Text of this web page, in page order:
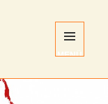
MENÜ